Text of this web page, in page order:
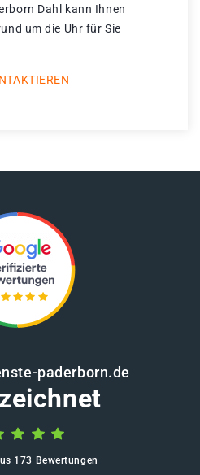
Dahl kann Ihnen
um die Uhr für Sie
paderborn.de
173 Bewertungen